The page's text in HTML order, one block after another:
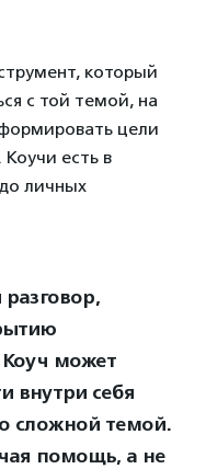
который
с той темой, на
цели
Коучи есть в
личных
Коуч может
внутри себя
сложной темой.
помощь, а не